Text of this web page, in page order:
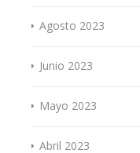
Agosto 2023
Junio 2023
Mayo 2023
Abril 2023